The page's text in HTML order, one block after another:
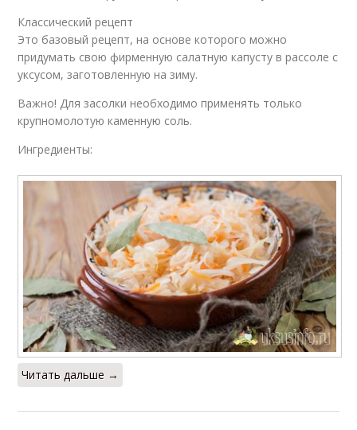
Классический рецепт
Это базовый рецепт, на основе которого можно
придумать свою фирменную салатную капусту в рассоле с
уксусом, заготовленную на зиму.
Важно! Для засолки необходимо применять только
крупномолотую каменную соль.
Ингредиенты:
Читать дальше →